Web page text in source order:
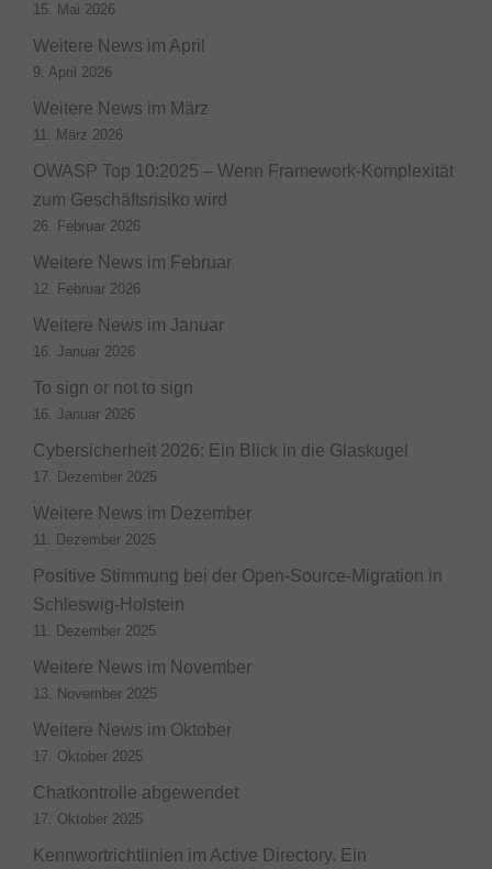
15. Mai 2026
Weitere News im April
9. April 2026
Weitere News im März
11. März 2026
OWASP Top 10:2025 – Wenn Framework-Komplexität
zum Geschäftsrisiko wird
26. Februar 2026
Weitere News im Februar
12. Februar 2026
Weitere News im Januar
16. Januar 2026
To sign or not to sign
16. Januar 2026
Cybersicherheit 2026: Ein Blick in die Glaskugel
17. Dezember 2025
Weitere News im Dezember
11. Dezember 2025
Positive Stimmung bei der Open-Source-Migration in
Schleswig-Holstein
11. Dezember 2025
Weitere News im November
13. November 2025
Weitere News im Oktober
17. Oktober 2025
Chatkontrolle abgewendet
17. Oktober 2025
Kennwortrichtlinien im Active Directory. Ein